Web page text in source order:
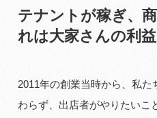
テナントが稼ぎ、
れは大家さんの利
2011年の創業当時から、私
わらず、出店者がやりたいこ